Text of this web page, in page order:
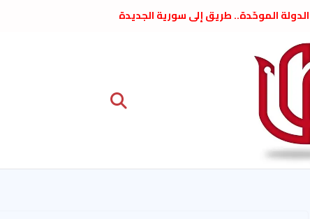
الدولة الموحّدة.. طريق إلى سورية الجديدة
تعزية بوفاة المناضل حسن عبدالعظيم الأمين
العام السابق لحزب الاتحاد الاشتراكي العربي
الديمقراطي
بلاغ صادر عن اجتماع اللجنة المركزية نيسان
الحرب الأمريكية الإسرائيلية على نظام الملالي
في إيران .. بيان من حزب الشعب الديمقراطي
السوري